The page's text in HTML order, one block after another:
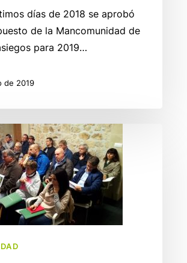
días de 2018 se aprobó
de la Mancomunidad de
para 2019…
de 2019